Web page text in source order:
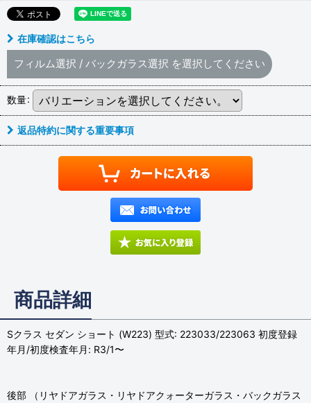
在庫確認はこちら
フィルム選択 / バックガラス選択 を選択してください
数量:
返品特約に関する重要事項
商品詳細
Sクラス セダン ショート (W223) 型式: 223033/223063 初度登録
年月/初度検査年月: R3/1〜
後部 （リヤドアガラス・リヤドアクォーターガラス・バックガラス